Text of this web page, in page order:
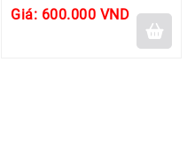
Giá: 600.000 VND